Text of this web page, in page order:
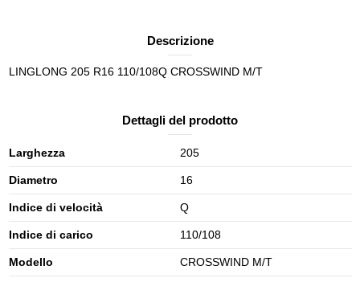
Descrizione
LINGLONG 205 R16 110/108Q CROSSWIND M/T
Dettagli del prodotto
Larghezza 205
Diametro 16
Indice di velocità Q
Indice di carico 110/108
Modello CROSSWIND M/T